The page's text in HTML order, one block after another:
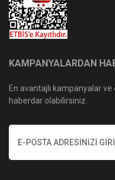
KAMPANYALARDAN
En avantajlı kampanyalar
haberdar olabilirsiniz.